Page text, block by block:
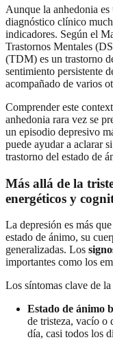
Aunque la anhedonia
diagnóstico clínico
indicadores. Según el
Trastornos Mentales
(TDM) es un trastorno
sentimiento persistente
acompañado de varios
Comprender este
anhedonia rara vez se
un episodio depresivo
puede ayudar a aclarar
trastorno del estado de
Más allá de la
energéticos y
La depresión es más
estado de ánimo, su
generalizadas. Los
importantes como los
Los síntomas clave de
Estado de ánimo
de tristeza, vacío o
día, casi todos los